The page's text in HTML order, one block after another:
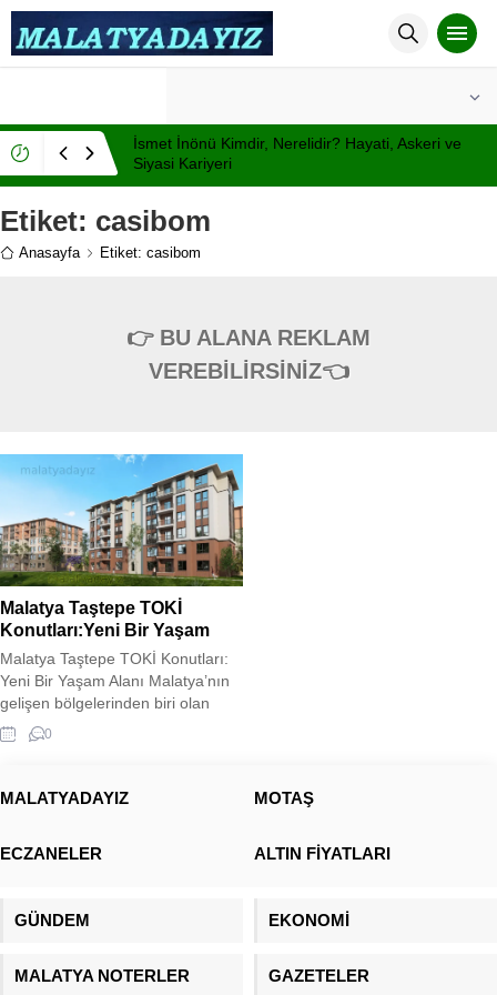
İsmet İnönü Kimdir, Nerelidir? Hayati, Askeri ve
Siyasi Kariyeri
Etiket: casibom
Anasayfa Etiket: casibom
👉 BU ALANA REKLAM
VEREBİLİRSİNİZ👈
Malatya Taştepe TOKİ
Konutları:Yeni Bir Yaşam
Malatya Taştepe TOKİ Konutları:
Yeni Bir Yaşam Alanı Malatya’nın
gelişen bölgelerinden biri olan
Taştepe’de, TOKİ tarafından inşa
edilen yeni konutlar, modern
taşıyor. Deprem riski taşıyan
TOKİ, Taştepe’deki projede de
güvenli yaşam...
0
MALATYADAYIZ MOTAŞ
ECZANELER ALTIN FİYATLARI
GÜNDEM EKONOMİ
MALATYA NOTERLER GAZETELER